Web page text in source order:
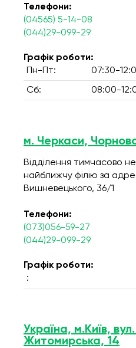
Телефони:
(04565) 5-14-08
(044)29-099-29
Графік роботи:
Пн-Пт:
07:30-
Сб: 08:00-
м. Черкаси,
Відділення тимчасово
найближчу філію за
Вишневецького, 36/1
Телефони:
(073)056-59-27
(044)29-099-29
Графік роботи:
:
Україна, м.Київ,
Житомирська, 14